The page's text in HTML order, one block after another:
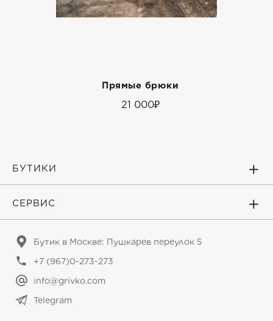
Прямые брюки
21 000₽
БУТИКИ
СЕРВИС
Бутик в Москве: Пушкарев переулок 5
+7 (967)0-273-273
info@grivko.com
Telegram